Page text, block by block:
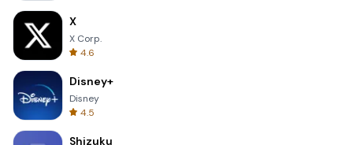
X
X Corp.
4.6
Disney+
Disney
4.5
Shizuku